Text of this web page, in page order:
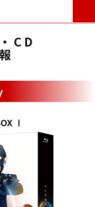
CD
Ⅰ